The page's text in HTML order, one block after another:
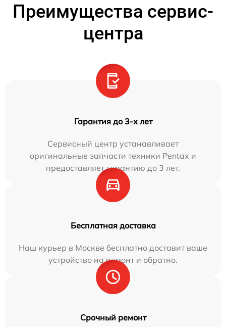
Преимущества сервис-
центра
Гарантия до 3-х лет
Сервисный центр устанавливает
оригинальные запчасти техники Pentax и
предоставляет гарантию до 3 лет.
Бесплатная доставка
Наш курьер в Москве бесплатно доставит ваше
устройство на ремонт и обратно.
Срочный ремонт